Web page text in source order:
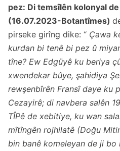
pez: Di temsîlên kolonyal
(16.07.2023-Botantîmes)
pirseke girîng dike: “ Çawa
kurdan bi tenê bi pez û
tîne? Ew Edgüyê ku beriya
xwendekar bûye, şahidiya
rewşenbîrên Fransî daye ku
Cezayirê; di navbera salên
TÎPê de xebitiye, ku wan
mîtîngên rojhilatê (Doğu
bin banê komeleyan de ji